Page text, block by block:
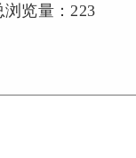
浏览量：223